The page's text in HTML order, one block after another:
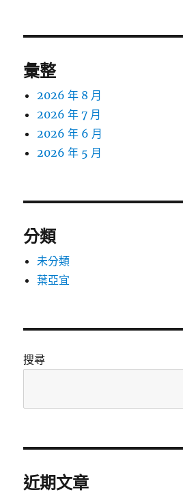
彙整
2026 年 8 月
2026 年 7 月
2026 年 6 月
2026 年 5 月
分類
未分類
葉亞宜
搜尋
近期文章